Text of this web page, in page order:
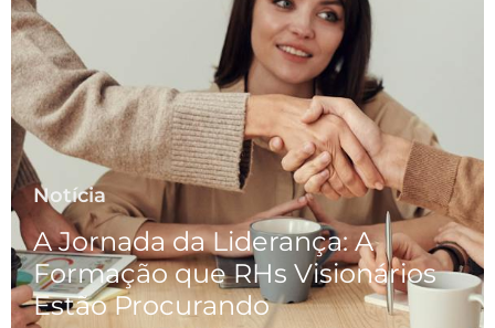
Notícia
A Jornada da Liderança: A
Formação que RHs Visionários
Estão Procurando